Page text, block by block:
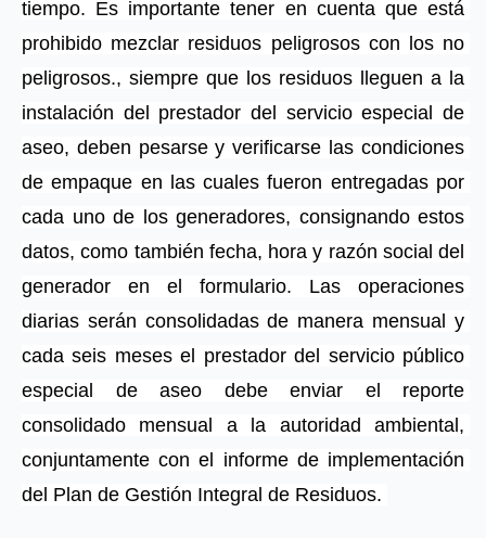
tiempo. Es importante tener en cuenta que está
prohibido mezclar residuos peligrosos con los no
peligrosos., siempre que los residuos lleguen a la
instalación del prestador del servicio especial de
aseo, deben pesarse y verificarse las condiciones
de empaque en las cuales fueron entregadas por
cada uno de los generadores, consignando estos
datos, como también fecha, hora y razón social del
generador en el formulario. Las operaciones
diarias serán consolidadas de manera mensual y
cada seis meses el prestador del servicio público
especial de aseo debe enviar el reporte
consolidado mensual a la autoridad ambiental,
conjuntamente con el informe de implementación
del Plan de Gestión Integral de Residuos.